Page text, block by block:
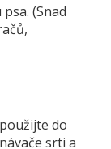
(Snad
do
srti a